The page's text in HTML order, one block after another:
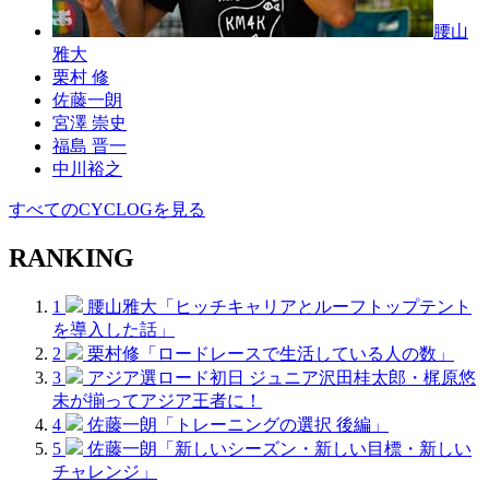
腰山
雅大
栗村 修
佐藤一朗
宮澤 崇史
福島 晋一
中川裕之
すべてのCYCLOGを見る
RANKING
1
腰山雅大「ヒッチキャリアとルーフトップテント
を導入した話」
2
栗村修「ロードレースで生活している人の数」
3
アジア選ロード初日 ジュニア沢田桂太郎・梶原悠
未が揃ってアジア王者に！
4
佐藤一朗「トレーニングの選択 後編」
5
佐藤一朗「新しいシーズン・新しい目標・新しい
チャレンジ」